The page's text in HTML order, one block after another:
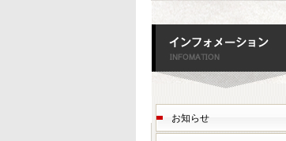
お知らせ